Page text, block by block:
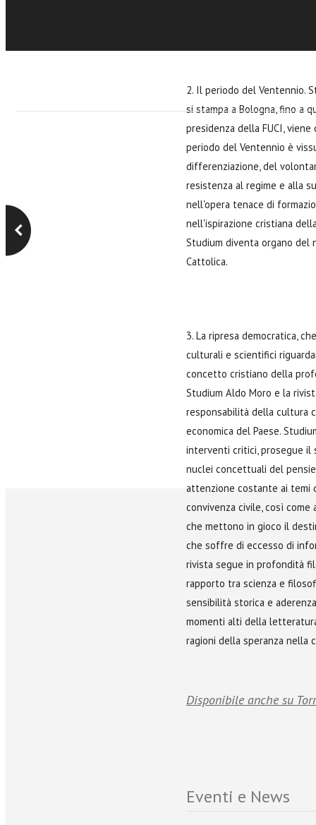
2. Il periodo del Ventennio.
si stampa a Bologna, fino a
presidenza della FUCI,
periodo del Ventennio è
differenziazione, del
resistenza al regime e alla
nell'opera tenace di
nell'ispirazione cristiana
Studium diventa organo del
Cattolica.
3. La ripresa democratica,
culturali e scientifici
concetto cristiano della
Studium Aldo Moro e la
responsabilità della cultura
economica del Paese.
interventi critici, prosegue il
nuclei concettuali del
attenzione costante ai temi
convivenza civile, così
che mettono in gioco il
che soffre di eccesso di
rivista segue in profondità
rapporto tra scienza e
sensibilità storica e
momenti alti della
ragioni della speranza nella
Disponibile anche su
Eventi e News